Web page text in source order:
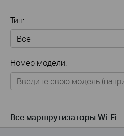
Тип:
Для дома
Умный дом
Для операторов связи
Номер модели:
Все маршрутизаторы Wi-Fi